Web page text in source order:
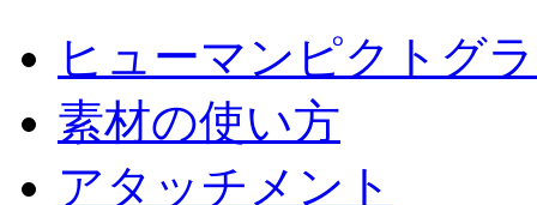
ヒューマンピクトグ
素材の使い方
アタッチメント